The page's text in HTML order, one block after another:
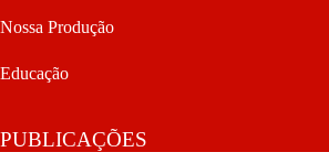
Nossa Produção
Educação
PUBLICAÇÕES